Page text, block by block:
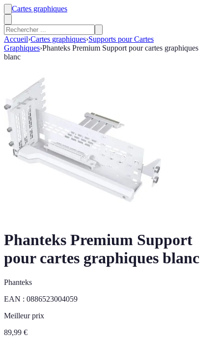
Cartes graphiques
Accueil›Cartes graphiques›Supports pour Cartes
Graphiques›Phanteks Premium Support pour cartes graphiques
blanc
Phanteks Premium Support
pour cartes graphiques blanc
Phanteks
EAN : 0886523004059
Meilleur prix
89,99 €